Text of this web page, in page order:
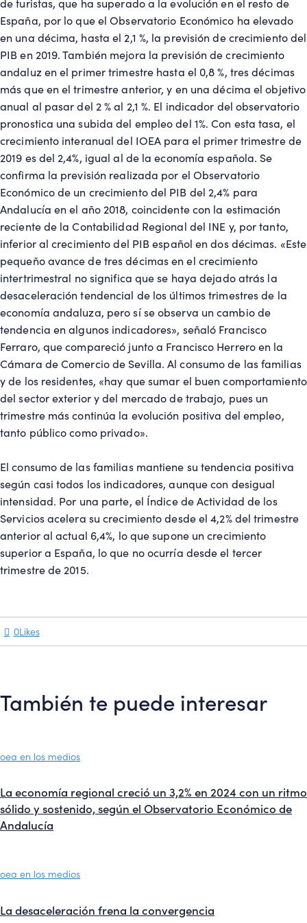
España, por lo que el Observatorio Económico ha elevado
en una décima, hasta el 2,1 %, la previsión de crecimiento del
PIB en 2019. También mejora la previsión de crecimiento
andaluz en el primer trimestre hasta el 0,8 %, tres décimas
más que en el trimestre anterior, y en una décima el objetivo
anual al pasar del 2 % al 2,1 %. El indicador del observatorio
pronostica una subida del empleo del 1%. Con esta tasa, el
crecimiento interanual del IOEA para el primer trimestre de
2019 es del 2,4%, igual al de la economía española. Se
confirma la previsión realizada por el Observatorio
Económico de un crecimiento del PIB del 2,4% para
Andalucía en el año 2018, coincidente con la estimación
reciente de la Contabilidad Regional del INE y, por tanto,
inferior al crecimiento del PIB español en dos décimas. «Este
pequeño avance de tres décimas en el crecimiento
intertrimestral no significa que se haya dejado atrás la
desaceleración tendencial de los últimos trimestres de la
economía andaluza, pero sí se observa un cambio de
tendencia en algunos indicadores», señaló Francisco
Ferraro, que compareció junto a Francisco Herrero en la
Cámara de Comercio de Sevilla. Al consumo de las familias
y de los residentes, «hay que sumar el buen comportamiento
del sector exterior y del mercado de trabajo, pues un
trimestre más continúa la evolución positiva del empleo,
tanto público como privado».
El consumo de las familias mantiene su tendencia positiva
según casi todos los indicadores, aunque con desigual
intensidad. Por una parte, el Índice de Actividad de los
Servicios acelera su crecimiento desde el 4,2% del trimestre
anterior al actual 6,4%, lo que supone un crecimiento
superior a España, lo que no ocurría desde el tercer
trimestre de 2015.
0Likes
También te puede interesar
oea en los medios
La economía regional creció un 3,2% en 2024 con un ritmo
sólido y sostenido, según el Observatorio Económico de
Andalucía
oea en los medios
La desaceleración frena la convergencia